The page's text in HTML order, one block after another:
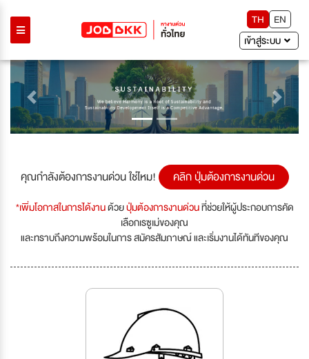
TH
EN
เข้าสู่ระบบ
Previous Next
คุณกำลังต้องการงานด่วน ใช่ไหม! คลิก ปุ่มต้องการงานด่วน
*เพิ่มโอกาสในการได้งานด้วยปุ่มต้องการงานด่วนที่ช่วยให้ผู้ประกอบการคัด
เลือกเรซูเม่ของคุณ
และทราบถึงความพร้อมในการ สมัครสัมภาษณ์ และเริ่มงานได้ทันทีของคุณ